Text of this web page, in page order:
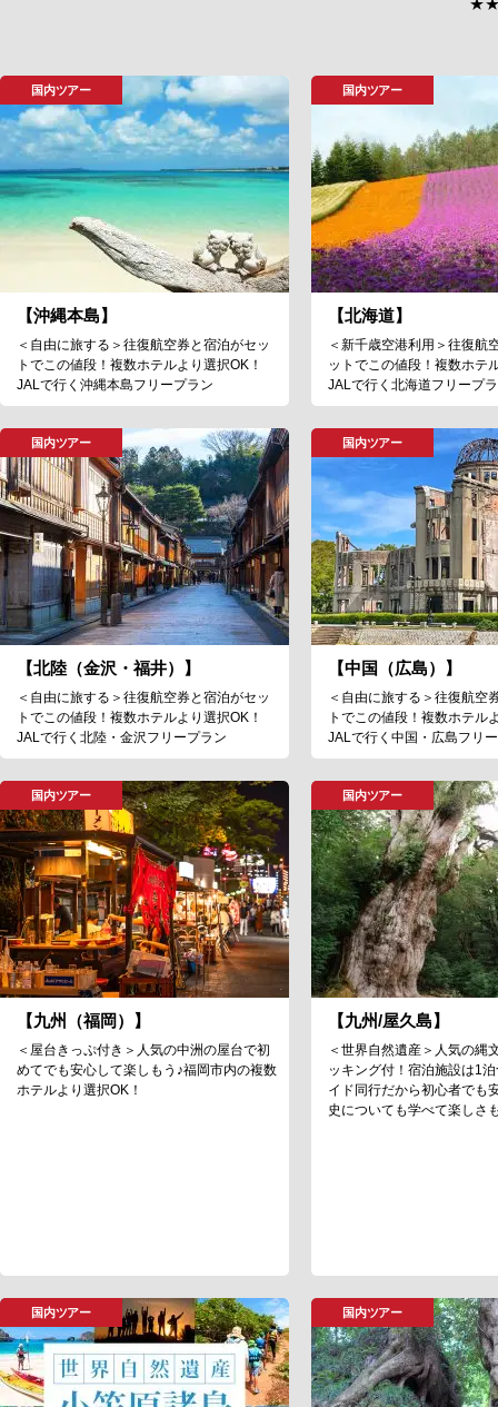
国内ツアー
【沖縄本島】
＜自由に旅する＞往復航空券と宿泊がセッ
トでこの値段！複数ホテルより選択OK！
JALで行く沖縄本島フリープラン
国内ツアー
【北海道】
＜新千歳空港利用＞往復航
ットでこの値段！複数ホテ
JALで行く北海道フリープ
国内ツアー
【北陸（金沢・福井）】
＜自由に旅する＞往復航空券と宿泊がセッ
トでこの値段！複数ホテルより選択OK！
JALで行く北陸・金沢フリープラン
国内ツアー
【中国（広島）】
＜自由に旅する＞往復航空
トでこの値段！複数ホテル
JALで行く中国・広島フリ
国内ツアー
【九州（福岡）】
＜屋台きっぷ付き＞人気の中洲の屋台で初
めてでも安心して楽しもう♪福岡市内の複数
ホテルより選択OK！
国内ツアー
【九州/屋久島】
＜世界自然遺産＞人気の縄
ッキング付！宿泊施設は1
イド同行だから初心者でも
史についても学べて楽しさ
国内ツアー 国内ツアー